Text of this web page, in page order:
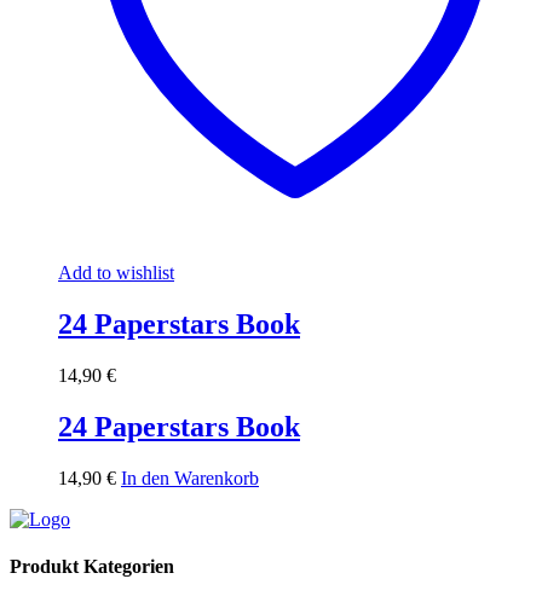
Add to wishlist
24 Paperstars Book
14,90 €
24 Paperstars Book
14,90 € In den Warenkorb
Produkt Kategorien